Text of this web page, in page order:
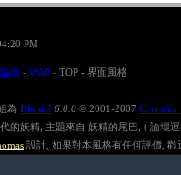
PM
壇 - WAP - TOP - 界面風格
為 Discuz! 6.0.0 © 2001-2007 Comsenz
的妖精, 主題來自 妖精的尾巴, ( 論壇
設計, 如果對本風格有任何評價,